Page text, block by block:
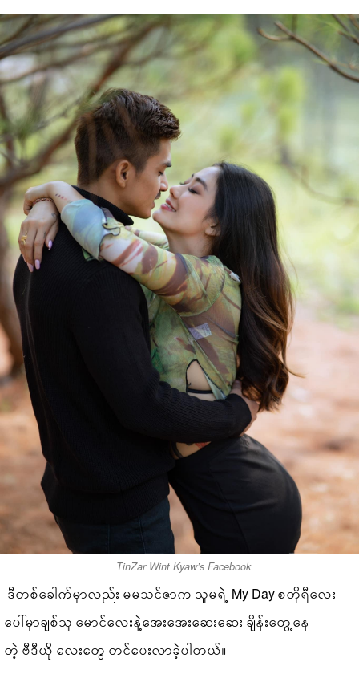
TinZar Wint Kyaw’s Facebook
ဒီတစ်ခေါက်မှာလည်း မမသင်ဇာက သူမရဲ့ My Day စတိုရီလေး
ပေါ်မှာချစ်သူ မောင်လေးနဲ့အေးအေးဆေးဆေး ချိန်းတွေ့နေ
တဲ့ ဗီဒီယို လေးတွေ တင်ပေးလာခဲ့ပါတယ်။